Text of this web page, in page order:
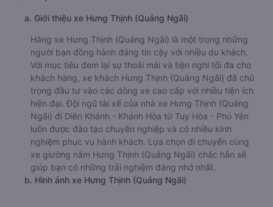
a. Giới thiệu xe Hưng Thịnh (Quảng Ngãi)
Hãng xe Hưng Thịnh (Quảng Ngãi) là một trong những
người bạn đồng hành đáng tin cậy với nhiều du khách.
Với mục tiêu đem lại sự thoải mái và tiện nghi tối đa cho
khách hàng, xe khách Hưng Thịnh (Quảng Ngãi) đã chú
trọng đầu tư vào các dòng xe cao cấp với nhiều tiện ích
hiện đại. Đội ngũ tài xế của nhà xe Hưng Thịnh (Quảng
Ngãi) đi Diên Khánh - Khánh Hòa từ Tuy Hòa - Phú Yên
luôn được đào tạo chuyên nghiệp và có nhiều kinh
nghiệm phục vụ hành khách. Lựa chọn di chuyển cùng
xe giường nằm Hưng Thịnh (Quảng Ngãi) chắc hẳn sẽ
giúp bạn có những trải nghiệm đáng nhớ nhất.
b. Hình ảnh xe Hưng Thịnh (Quảng Ngãi)